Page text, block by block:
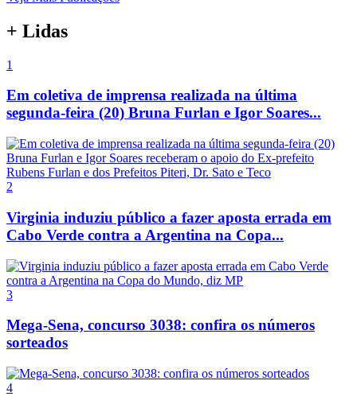
+ Lidas
1
Em coletiva de imprensa realizada na última
segunda-feira (20) Bruna Furlan e Igor Soares...
2
Virginia induziu público a fazer aposta errada em
Cabo Verde contra a Argentina na Copa...
3
Mega-Sena, concurso 3038: confira os números
sorteados
4